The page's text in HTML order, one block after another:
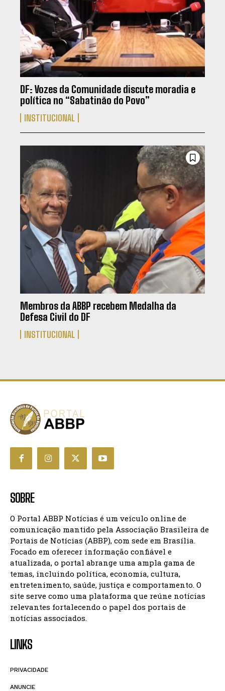
DF: Vozes da Comunidade discute moradia e
política no “Sabatinão do Povo”
INSTITUCIONAL
Membros da ABBP recebem Medalha da
Defesa Civil do DF
INSTITUCIONAL
SOBRE
O Portal ABBP Notícias é um veículo online de
comunicação mantido pela Associação Brasileira de
Portais de Notícias (ABBP), com sede em Brasília.
Focado em oferecer informação confiável e
atualizada, o portal abrange uma ampla gama de
temas, incluindo política, economia, cultura,
entretenimento, saúde, justiça e comportamento. O
site serve como uma plataforma que reúne notícias
relevantes fortalecendo o papel dos portais de
notícias associados.
LINKS
PRIVACIDADE
ANUNCIE